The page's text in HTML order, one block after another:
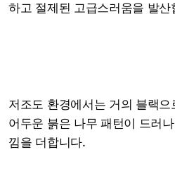
하고 절제된 고급스러움을 발산
저조도 환경에서는 거의 블랙
어두운 붉은 나무 패턴이 드러
낌을 더합니다.